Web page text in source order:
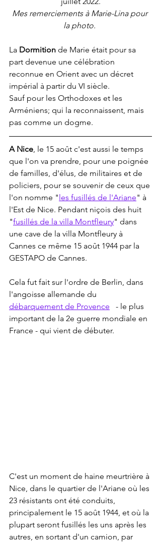
Mes remerciements à Marie-Lina pour
la photo.
La Dormition de Marie était pour sa
part devenue une célébration
reconnue en Orient avec un décret
impérial à partir du VI siècle.
Sauf pour les Orthodoxes et les
Arméniens; qui la reconnaissent, mais
pas comme un dogme.
A Nice, le 15 août c'est aussi le temps
que l'on va prendre, pour une poignée
de familles, d'élus, de militaires et de
policiers, pour se souvenir de ceux que
l'on nomme " les fusillés de l'Ariane" à
l'Est de Nice. Pendant niçois des huit
"fusillés de la villa Montfleury" dans
une cave de la villa Montfleury à
Cannes ce même 15 août 1944 par la
GESTAPO de Cannes.
Cela fut fait sur l'ordre de Berlin, dans
l'angoisse allemande du
débarquement de Provence
   - le plus
important de la 2e guerre mondiale en
France - qui vient de débuter.
C'est un moment de haine meurtrière à
Nice, dans le quartier de l'Ariane où les
23 résistants ont été conduits,
principalement le 15 août 1944, et où la
plupart seront fusillés les uns après les
autres, en sortant d'un camion, par